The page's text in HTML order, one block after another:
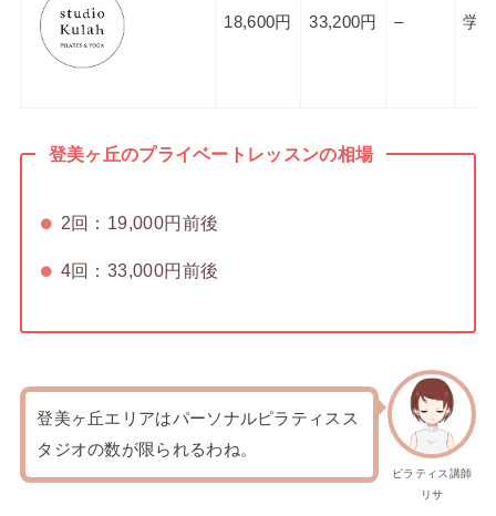
18,600円 33,200円 – 学
登美ヶ丘のプライベートレッスンの相場
2回：19,000円前後
4回：33,000円前後
ピラティス講師
リサ
登美ヶ丘エリアはパーソナルピラティスス
タジオの数が限られるわね。